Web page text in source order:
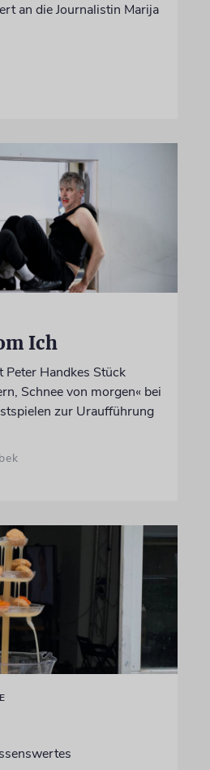
an die Journalistin Marija
Ich
Handkes Stück
Schnee von morgen« bei
zur Uraufführung